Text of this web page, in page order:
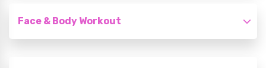
Face & Body Workout